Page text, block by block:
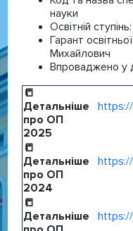
науки
Освітній ступінь:
Гарант
Михайлович
Впроваджено у
📒
Детальніше
про ОП
2025
https://
📒
Детальніше
про ОП
2024
https://
📒
Детальніше
https://